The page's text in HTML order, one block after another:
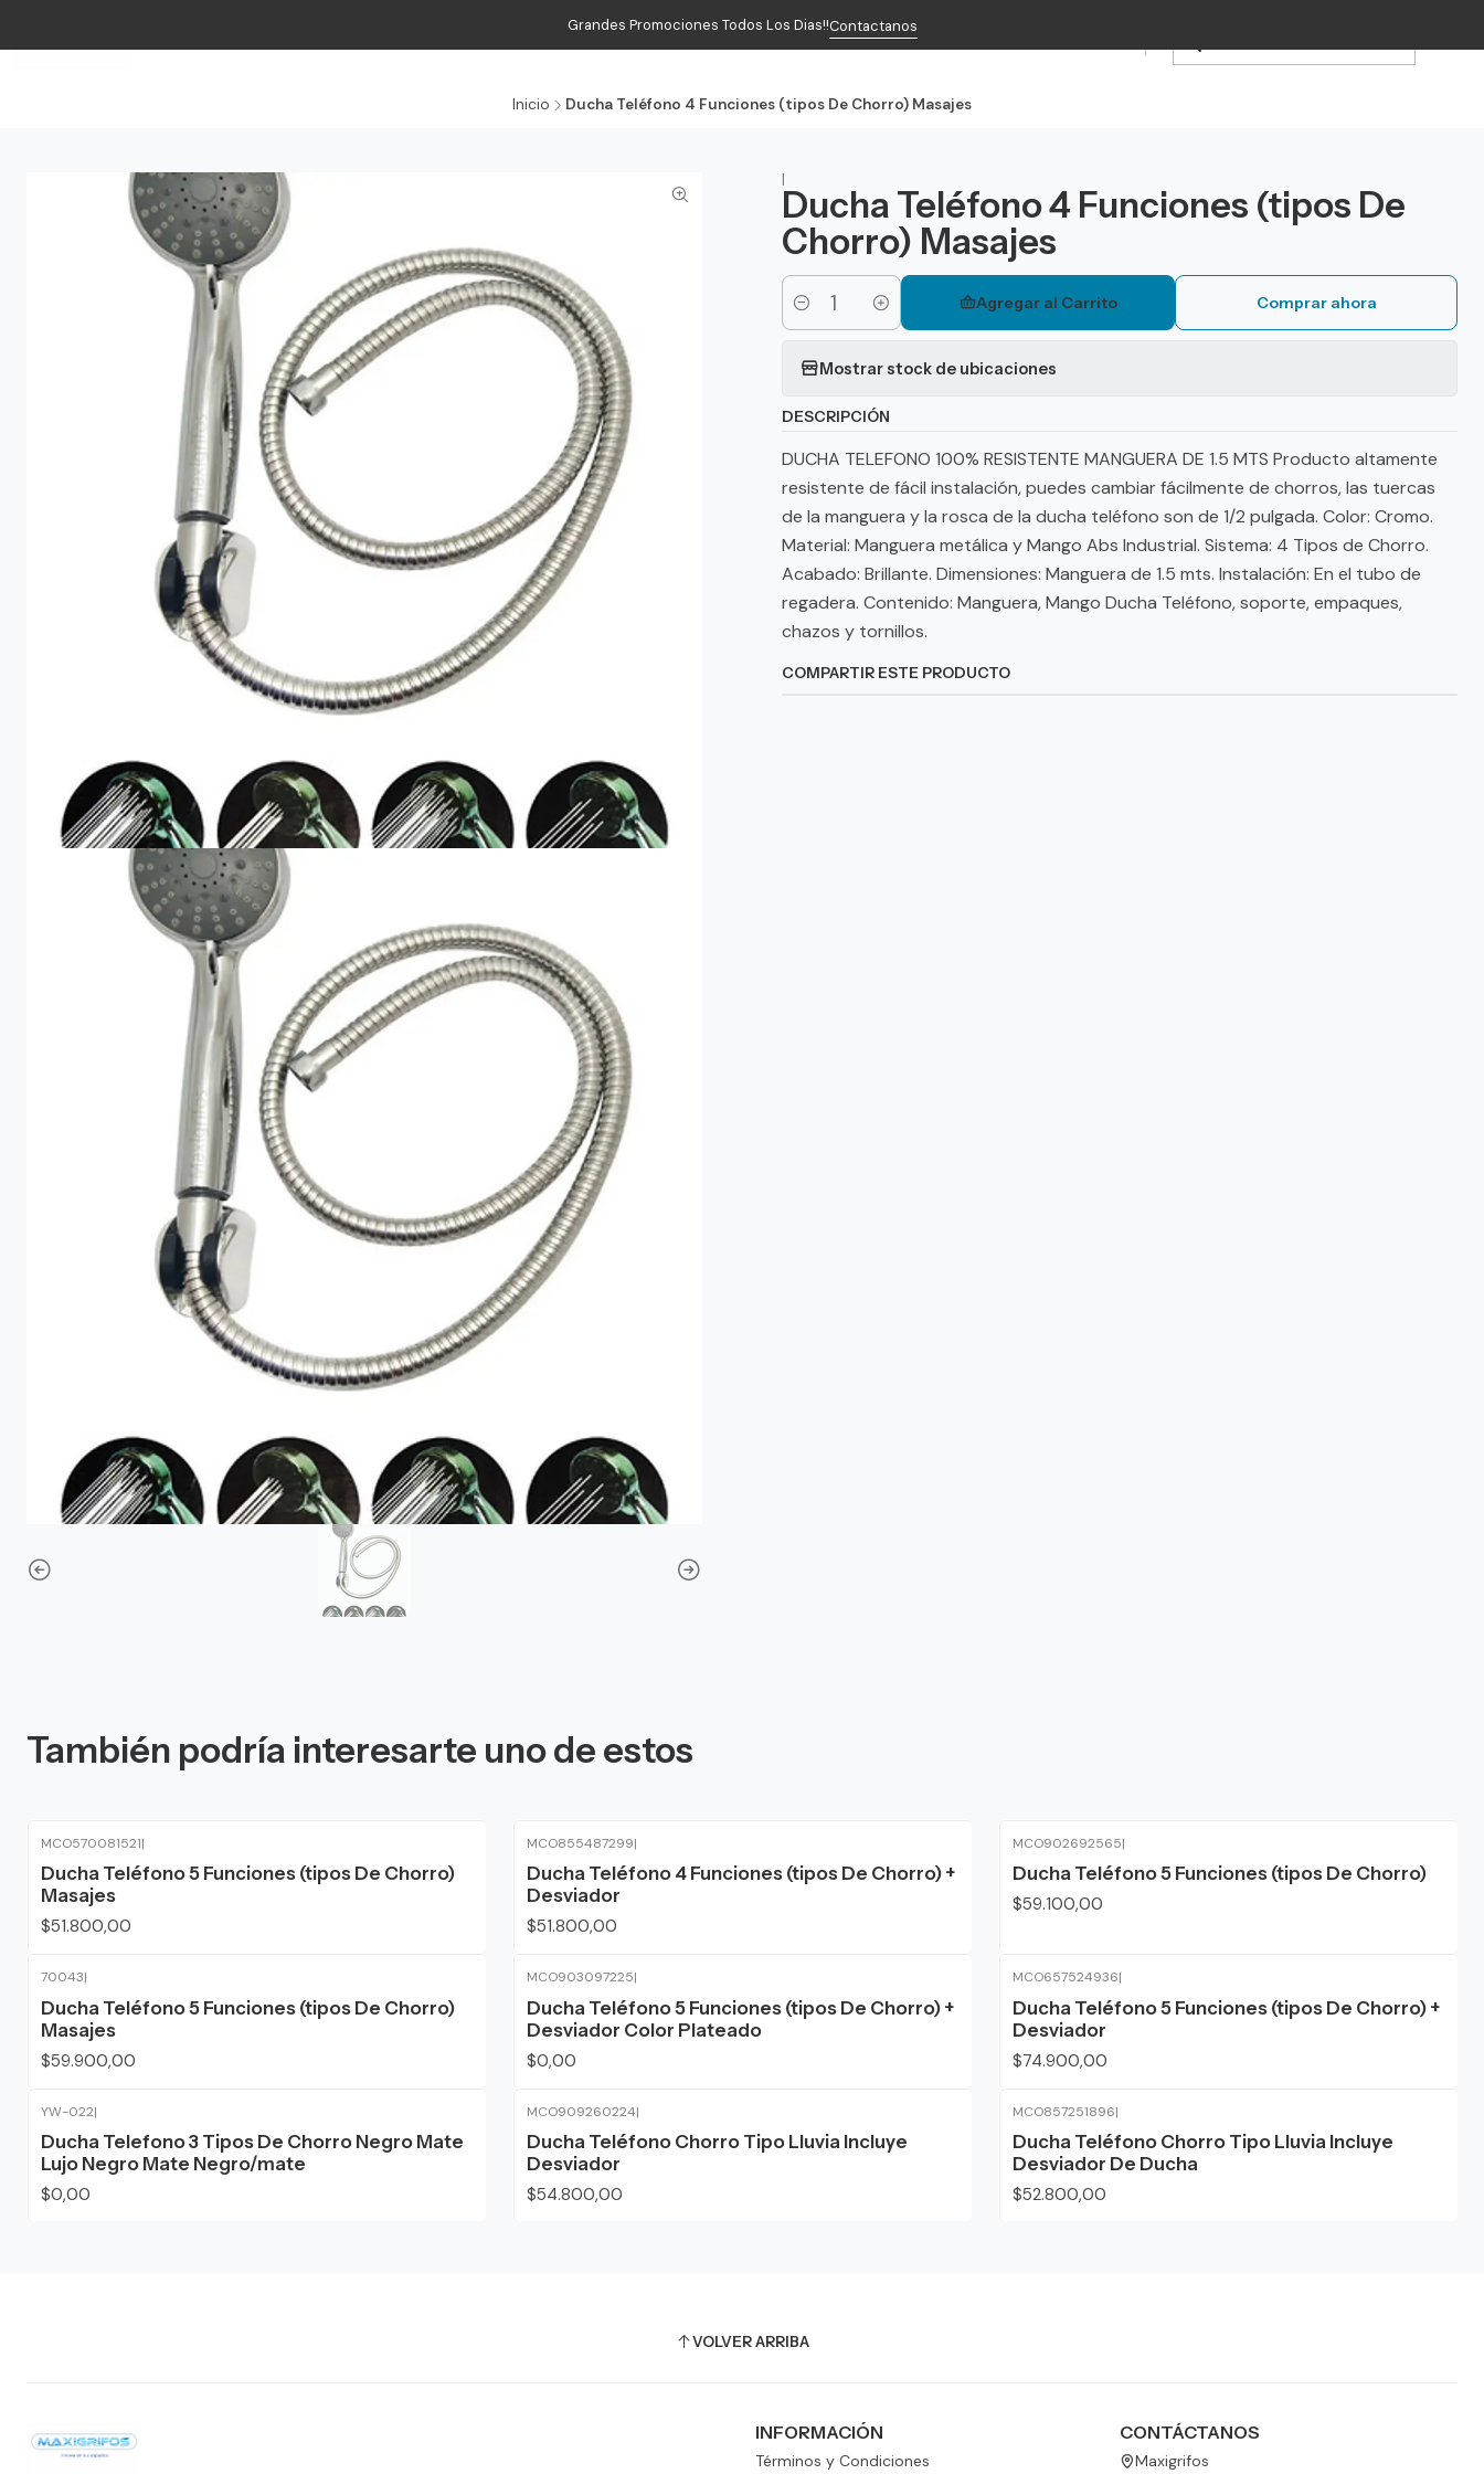
Grandes Promociones Todos Los Dias!!Contactanos
Inicio Ducha Teléfono 4 Funciones (tipos De Chorro) Masajes
|
Ducha Teléfono 4 Funciones (tipos De
Chorro) Masajes
Cantidad
Agregar al Carrito Comprar ahora
Mostrar stock de ubicaciones
DESCRIPCIÓN
DUCHA TELEFONO 100% RESISTENTE MANGUERA DE 1.5 MTS Producto altamente
resistente de fácil instalación, puedes cambiar fácilmente de chorros, las tuercas
de la manguera y la rosca de la ducha teléfono son de 1/2 pulgada. Color: Cromo.
Material: Manguera metálica y Mango Abs Industrial. Sistema: 4 Tipos de Chorro.
Acabado: Brillante. Dimensiones: Manguera de 1.5 mts. Instalación: En el tubo de
regadera. Contenido: Manguera, Mango Ducha Teléfono, soporte, empaques,
chazos y tornillos.
COMPARTIR ESTE PRODUCTO
También podría interesarte uno de estos
MCO570081521|
Ducha Teléfono 5 Funciones (tipos De Chorro)
Masajes
$51.800,00
MCO855487299|
Ducha Teléfono 4 Funciones (tipos De Chorro) +
Desviador
$51.800,00
MCO902692565|
Ducha Teléfono 5 Funciones (tipos De Chorro)
$59.100,00
70043|
Ducha Teléfono 5 Funciones (tipos De Chorro)
Masajes
$59.900,00
MCO903097225|
Ducha Teléfono 5 Funciones (tipos De Chorro) +
Desviador Color Plateado
$0,00
MCO657524936|
Ducha Teléfono 5 Funciones (tipos De Chorro) +
Desviador
$74.900,00
YW-022|
Ducha Telefono 3 Tipos De Chorro Negro Mate
Lujo Negro Mate Negro/mate
$0,00
MCO909260224|
Ducha Teléfono Chorro Tipo Lluvia Incluye
Desviador
$54.800,00
MCO857251896|
Ducha Teléfono Chorro Tipo Lluvia Incluye
Desviador De Ducha
$52.800,00
VOLVER ARRIBA
INFORMACIÓN
Términos y Condiciones
CONTÁCTANOS
Maxigrifos